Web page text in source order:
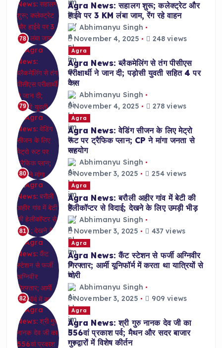
78
Agra News: सहालग शुरू; कलेक्ट्रेट और
हाईवे पर 3 KM लंबा जाम, रेंग रहे वाहन
Abhimanyu Singh
November 4, 2025
248 views
79
Agra
Agra News: ब्लैकमेलिंग से तंग पीसीएस
परीक्षार्थी ने जान दी; पड़ोसी युवती सहित 4 पर
केस
Abhimanyu Singh
November 4, 2025
278 views
80
Agra
Agra News: वेडिंग सीजन के लिए मेट्रो
रूट पर ट्रैफिक प्लान; CP ने मांगा जनता से
सहयोग
Abhimanyu Singh
November 3, 2025
254 views
81
Agra
Agra News: बरौली अहीर गांव में बेटी की
हेलीकॉप्टर से विदाई; देखने के लिए उमड़ी भीड़
Abhimanyu Singh
November 3, 2025
437 views
82
Agra
Agra News: कैंट स्टेशन से फर्जी अग्निवीर
गिरफ्तार; आर्मी यूनिफॉर्म में करता था यात्रियों से
चोरी
Abhimanyu Singh
November 3, 2025
909 views
Agra
Agra News: श्री गुरु नानक देव जी का
556वां प्रकाश पर्व; मैथन और सदर बाजार
गुरुद्वारों में विशेष कीर्तन